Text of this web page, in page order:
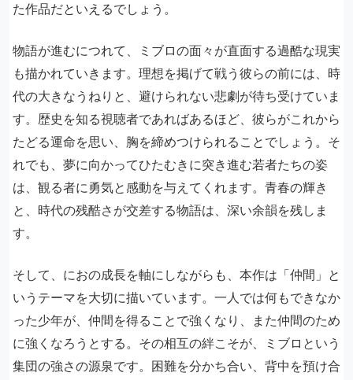
た作品だといえるでしょう。
物語が進むにつれて、ミブロの面々が直面する過酷な現実
も描かれていきます。理想を掲げて戦う彼らの前には、時
代の大きなうねりと、避けられない悲劇が待ち受けていま
す。歴史を知る視聴者であればあるほど、彼らがこれから
たどる運命を思い、胸を締めつけられることでしょう。そ
れでも、夢に向かってひたむきに突き進む若者たちの姿
は、観る者に勇気と感動を与えてくれます。青春の輝き
と、時代の残酷さが交差する物語は、深い余韻を残しま
す。
そして、におの成長を軸にしながらも、本作は「仲間」と
いうテーマを大切に描いています。一人では何もできなか
った少年が、仲間を得ることで強くなり、また仲間のため
に強くなろうとする。その相互の絆こそが、ミブロという
集団の強さの源泉です。困難を分かち合い、背中を預け合